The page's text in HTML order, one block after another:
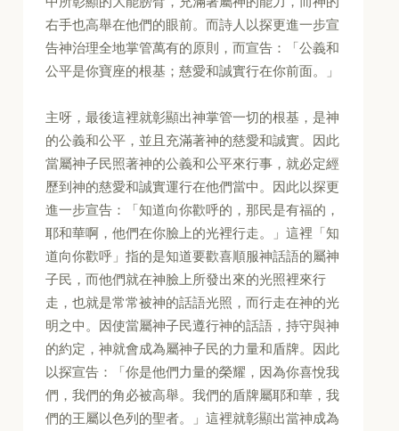
右手也高舉在他們的眼前。而詩人以探更進一步宣
告神治理全地掌管萬有的原則，而宣告：「公義和
公平是你寶座的根基；慈愛和誠實行在你前面。」
主呀，最後這裡就彰顯出神掌管一切的根基，是神
的公義和公平，並且充滿著神的慈愛和誠實。因此
當屬神子民照著神的公義和公平來行事，就必定經
歷到神的慈愛和誠實運行在他們當中。因此以探更
進一步宣告：「知道向你歡呼的，那民是有福的，
耶和華啊，他們在你臉上的光裡行走。」這裡「知
道向你歡呼」指的是知道要歡喜順服神話語的屬神
子民，而他們就在神臉上所發出來的光照裡來行
走，也就是常常被神的話語光照，而行走在神的光
明之中。因使當屬神子民遵行神的話語，持守與神
的約定，神就會成為屬神子民的力量和盾牌。因此
以探宣告：「你是他們力量的榮耀，因為你喜悅我
們，我們的角必被高舉。我們的盾牌屬耶和華，我
們的王屬以色列的聖者。」這裡就彰顯出當神成為